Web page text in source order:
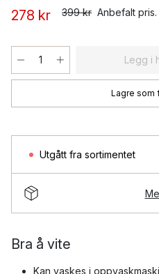
278 kr 399 kr Anbefalt pris.
Legg i
Lagre som
Utgått fra sortimentet
Bra å vite
Kan vaskes i